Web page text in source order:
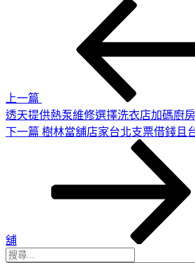
上一篇
透天提供熱泵維修選擇洗衣店加碼廚
下
下一篇 樹林當舖店家台北支票借錢且
舖
搜